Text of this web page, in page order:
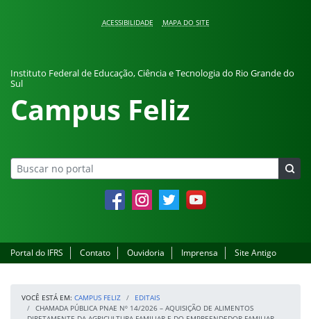
ACESSIBILIDADE MAPA DO SITE
Instituto Federal de Educação, Ciência e Tecnologia do Rio Grande do
Sul
Campus Feliz
FacebookInstagramTwitter YouTube
Portal do IFRS Contato Ouvidoria Imprensa Site Antigo
VOCÊ ESTÁ EM: CAMPUS FELIZ
EDITAIS
CHAMADA PÚBLICA PNAE Nº 14/2026 – AQUISIÇÃO DE ALIMENTOS